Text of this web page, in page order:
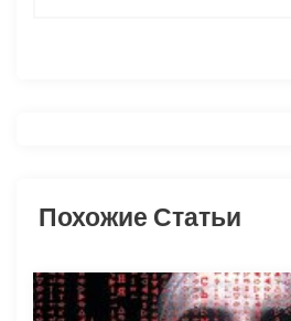
п
з
Похожие Статьи